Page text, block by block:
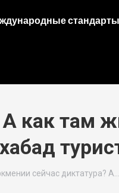
стандарты
А как там
сейчас диктатура? А…